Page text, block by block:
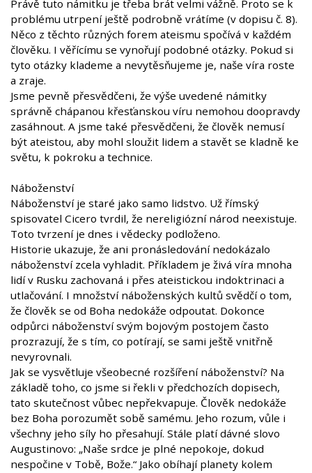
Právě tuto námitku je třeba brát velmi vážně. Proto se k
problému utrpení ještě podrobně vrátíme (v dopisu č. 8).
Něco z těchto různých forem ateismu spočívá v každém
člověku. I věřícímu se vynořují podobné otázky. Pokud si
tyto otázky klademe a nevytěsňujeme je, naše víra roste
a zraje.
Jsme pevně přesvědčeni, že výše uvedené námitky
správně chápanou křesťanskou víru nemohou doopravdy
zasáhnout. A jsme také přesvědčeni, že člověk nemusí
být ateistou, aby mohl sloužit lidem a stavět se kladně ke
světu, k pokroku a technice.
Náboženství
Náboženství je staré jako samo lidstvo. Už římský
spisovatel Cicero tvrdil, že nereligiózní národ neexistuje.
Toto tvrzení je dnes i vědecky podloženo.
Historie ukazuje, že ani pronásledování nedokázalo
náboženství zcela vyhladit. Příkladem je živá víra mnoha
lidí v Rusku zachovaná i přes ateistickou indoktrinaci a
utlačování. I množství náboženských kultů svědčí o tom,
že člověk se od Boha nedokáže odpoutat. Dokonce
odpůrci náboženství svým bojovým postojem často
prozrazují, že s tím, co potírají, se sami ještě vnitřně
nevyrovnali.
Jak se vysvětluje všeobecné rozšíření náboženství? Na
základě toho, co jsme si řekli v předchozích dopisech,
tato skutečnost vůbec nepřekvapuje. Člověk nedokáže
bez Boha porozumět sobě samému. Jeho rozum, vůle i
všechny jeho síly ho přesahují. Stále platí dávné slovo
Augustinovo: „Naše srdce je plné nepokoje, dokud
nespočine v Tobě, Bože.“ Jako obíhají planety kolem